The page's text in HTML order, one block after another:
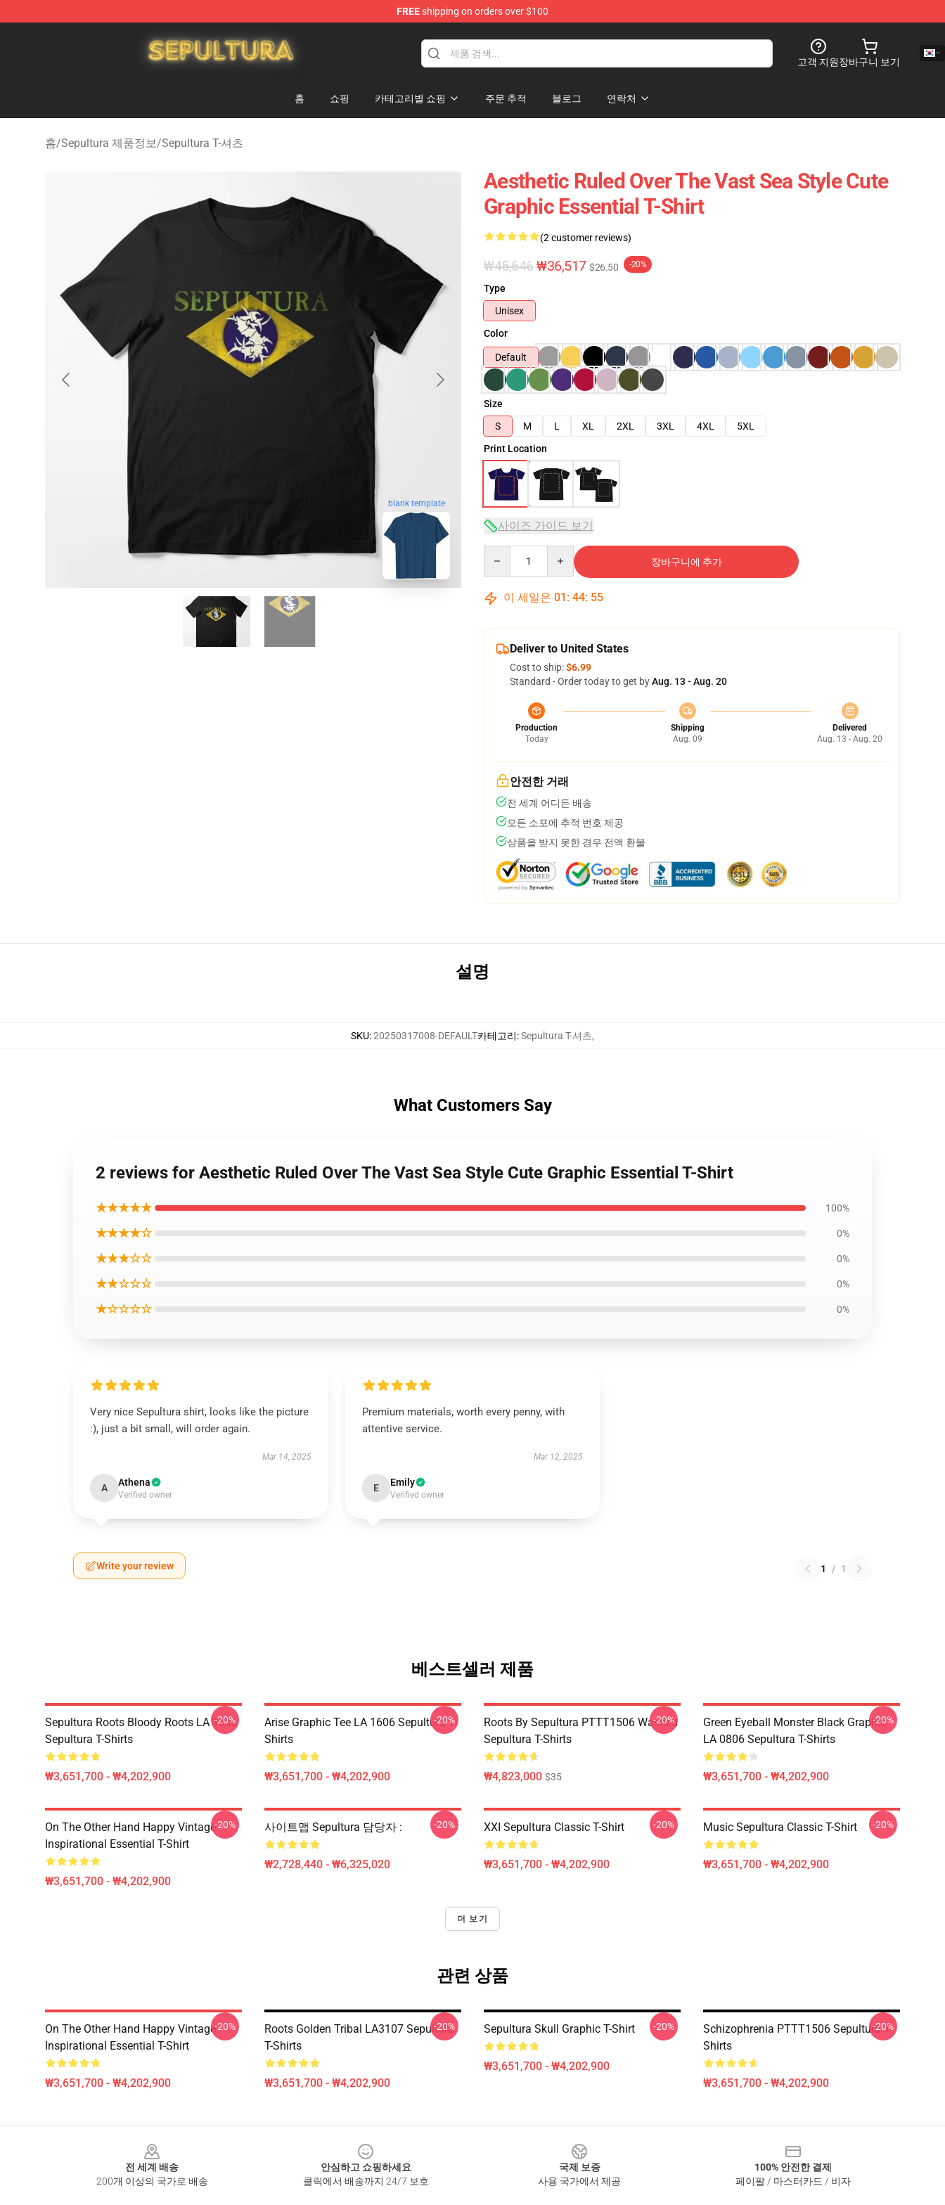
FREEshipping on orders over $100
고객 지원장바구니 보기
홈 쇼핑 카테고리별 쇼핑 주문 추적 블로그 연락처
홈/Sepultura 제품정보/Sepultura T-셔츠
blank template
Aesthetic Ruled Over The Vast Sea Style Cute
Graphic Essential T-Shirt
(2 customer reviews)
₩45,646₩36,517 $26.50 -20%
Type
Unisex
Color
Default
Size
S
M L XL 2XL 3XL 4XL
5XL
Print Location
사이즈 가이드 보기
장바구니에 추가
이 세일은 01 : 44: 54
Deliver to United States
Cost to ship:$6.99
Standard - Order today to get byAug. 13 - Aug. 20
Production
Today
Shipping
Aug. 09
Delivered
Aug. 13 - Aug. 20
안전한 거래
전 세계 어디든 배송
모든 소포에 추적 번호 제공
상품을 받지 못한 경우 전액 환불
설명
SKU:20250317008-DEFAULT카테고리:Sepultura T-셔츠,
What Customers Say
2 reviews for Aesthetic Ruled Over The Vast Sea Style Cute Graphic Essential T-Shirt
★★★★★ 100%
★★★★☆ 0%
★★★☆☆ 0%
★★☆☆☆ 0%
★☆☆☆☆ 0%
Very nice Sepultura shirt, looks like the picture
:), just a bit small, will order again.
Mar 14, 2025
A Athena
Verified owner
Premium materials, worth every penny, with
attentive service.
Mar 12, 2025
E Emily
Verified owner
Write your review 1 / 1
베스트셀러 제품
Sepultura Roots Bloody Roots LA 1606
Sepultura T-Shirts
₩3,651,700 - ₩4,202,900
-20%
Arise Graphic Tee LA 1606 Sepultura T-
Shirts
₩3,651,700 - ₩4,202,900
-20%
Roots By Sepultura PTTT1506 Washed
Sepultura T-Shirts
₩4,823,000 $35
-20%
Green Eyeball Monster Black Graphic
LA 0806 Sepultura T-Shirts
₩3,651,700 - ₩4,202,900
-20%
On The Other Hand Happy Vintage
Inspirational Essential T-Shirt
₩3,651,700 - ₩4,202,900
-20% 사이트맵 Sepultura 담당자 :
₩2,728,440 - ₩6,325,020
-20% XXI Sepultura Classic T-Shirt
₩3,651,700 - ₩4,202,900
-20% Music Sepultura Classic T-Shirt
₩3,651,700 - ₩4,202,900
-20%
더 보기
관련 상품
On The Other Hand Happy Vintage
Inspirational Essential T-Shirt
₩3,651,700 - ₩4,202,900
-20%
Roots Golden Tribal LA3107 Sepultura
T-Shirts
₩3,651,700 - ₩4,202,900
-20% Sepultura Skull Graphic T-Shirt
₩3,651,700 - ₩4,202,900
-20%
Schizophrenia PTTT1506 Sepultura T-
Shirts
₩3,651,700 - ₩4,202,900
-20%
전 세계 배송
200개 이상의 국가로 배송
안심하고 쇼핑하세요
클릭에서 배송까지 24/7 보호
국제 보증
사용 국가에서 제공
100% 안전한 결제
페이팔 / 마스터카드 / 비자